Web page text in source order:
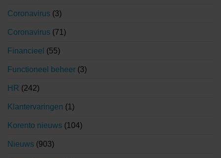
Coronavirus (3)
Coronavirus (71)
Financieel (55)
Functioneel beheer (3)
HR (242)
Klantervaringen (1)
Korento nieuws (104)
Nieuws (903)